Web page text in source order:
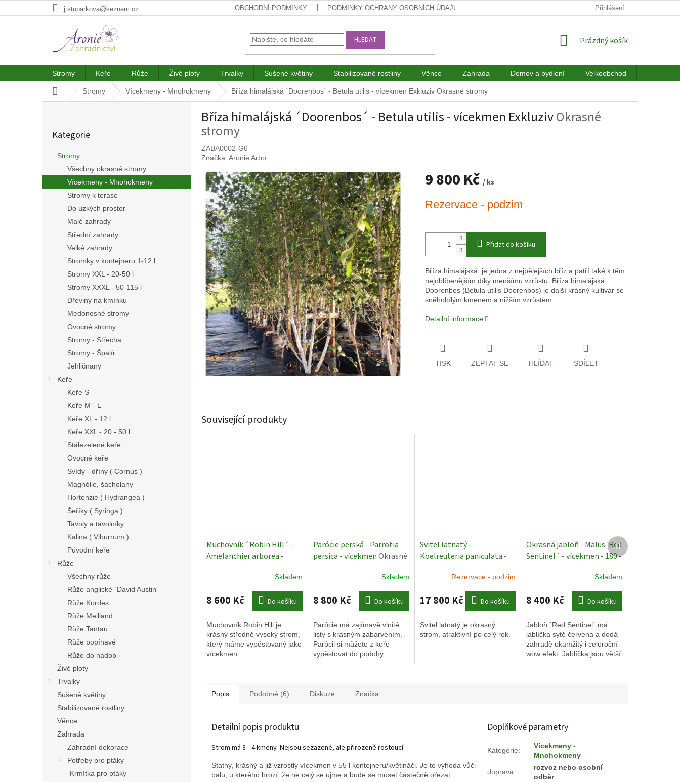
na
j.stuparkova@seznam.cz OBCHODNÍ PODMÍNKY PODMÍNKY OCHRANY OSOBNÍCH ÚDAJŮ HODNOCENÍ OBCHODUPřihlášení
HLEDAT
NÁKUPNÍ
Prázdný košík
Stromy Keře Růže Živé ploty Trvalky Sušené květiny Stabilizované rostliny Věnce Zahrada Domov a bydlení Velkoobchod
Domů Stromy Vícekmeny - Mnohokmeny Bříza himalájská ´Doorenbos´ - Betula utilis - vícekmen Exkluziv Okrasné stromy
n
kategorie
Kategorie
Stromy
Všechny okrasné stromy
Vícekmeny - Mnohokmeny
Stromy k terase
Do úzkých prostor
Malé zahrady
Střední zahrady
Velké zahrady
Stromky v kontejneru 1-12 l
Stromy XXL - 20-50 l
Stromy XXXL - 50-115 l
Dřeviny na kmínku
Medonosné stromy
Ovocné stromy
Stromy - Střecha
Stromy - Špalír
Jehličnany
Keře
Keře S
Keře M - L
Keře XL - 12 l
Keře XXL - 20 - 50 l
Stálezelené keře
Ovocné keře
Svídy - dříny ( Cornus )
Magnólie, šácholany
Hortenzie ( Hydrangea )
Šeříky ( Syringa )
Tavoly a tavolníky
Kalina ( Viburnum )
Původní keře
Růže
Všechny růže
Růže anglické ´David Austin´
Růže Kordes
Růže Meilland
Růže Tantau
Růže popínavé
Růže do nádob
Živé ploty
Trvalky
Sušené květiny
Stabilizované rostliny
Věnce
Zahrada
Zahradní dekorace
Potřeby pro ptáky
Krmítka pro ptáky
Bříza himalájská ´Doorenbos´ - Betula utilis - vícekmen ExkluzivOkrasné
stromy
ZABA0002-G6
Značka: Aronie Arbo
9 800 Kč / ks
cena:
Rezervace - podzim
Přidat do košíku
Bříza himalájská je jedna z nejbělejších bříz a patří také k těm
nejoblíbenějším díky menšímu vzrůstu. Bříza himalájská
Doorenbos (Betula utilis Doorenbos) je další krásný kultivar se
sněhobílým kmenem a nižším vzrůstem.
Detailní informace
TISK ZEPTAT SE HLÍDAT SDÍLET
Související produkty
Muchovník ´Robin Hill´ -
Amelanchier arborea -
Skladem
8 600 Kč Do košíku
Muchovník Robin Hill je
krásný středně vysoký strom,
který máme vypěstovaný jako
vícekmen.
Parócie perská - Parrotia
persica - vícekmenOkrasné
Skladem
8 800 Kč Do košíku
Parócie má zajímavě vlnité
listy s krásným zabarvením.
Parócii si můžete z keře
vypěstovat do podoby
Svitel latnatý -
Koelreuteria paniculata -
Okrasné vzrostlé
Rezervace - podzim
17 800 Kč Do košíku
Svitel latnatý je okrasný
strom, atraktivní po celý rok.
Okrasná jabloň - Malus 'Red
Sentinel´ - vícekmen - 180 -
Skladem
8 400 Kč Do košíku
Jabloň ´Red Sentinel´ má
jablíčka sytě červená a dodá
zahradě okamžitý i celoroční
wow efekt. Jablíčka jsou větší
Další
produkt
Popis Podobné (6) Diskuze Značka
Detailní popis produktu
Strom má 3 - 4 kmeny. Nejsou sezazené, ale přirozeně rostoucí.
Statný, krásný a již vzrostlý vícekmen v 55 l kontejneru/květináči. Je to výhoda vůči
balu, u kterého hrozí, že ne celý se ujme a bude se muset částečně ořezat.
Doplňkové parametry
Kategorie:
Vícekmeny -
Mnohokmeny
doprava:
rozvoz nebo osobní
odběr